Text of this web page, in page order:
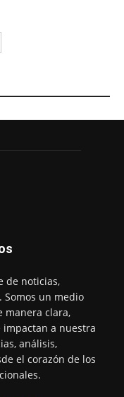
de noticias,
un medio
manera clara,
a nuestra
análisis,
el corazón de los